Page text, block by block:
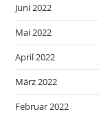
Juni 2022
Mai 2022
April 2022
März 2022
Februar 2022